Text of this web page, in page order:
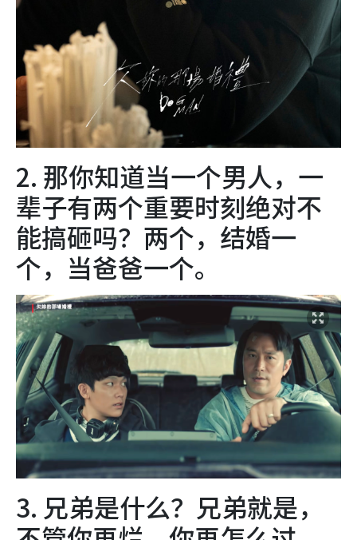
2. 那你知道当一个男人，一
辈子有两个重要时刻绝对不
能搞砸吗？两个，结婚一
个，当爸爸一个。
3. 兄弟是什么？兄弟就是，